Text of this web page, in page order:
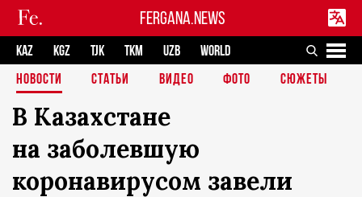
FERGANA.NEWS
KAZ KGZ TJK TKM UZB
WORLD
НОВОСТИ
СТАТЬИ ВИДЕО ФОТО СЮЖЕТЫ
В Казахстане
на заболевшую
коронавирусом завели